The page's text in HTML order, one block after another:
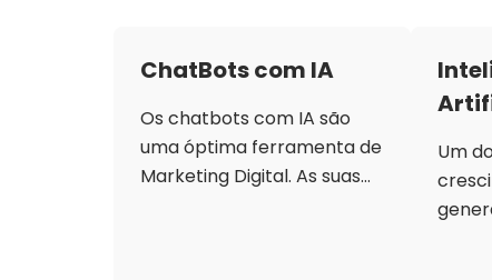
ChatBots com IA
Os chatbots com IA são
uma óptima ferramenta de
Marketing Digital. As suas
Um